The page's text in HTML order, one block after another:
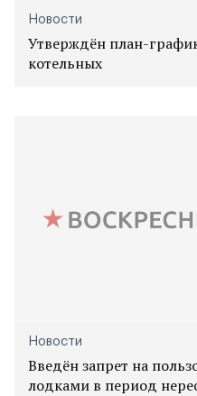
Новости
Утверждён план-
котельных
Новости
Введён запрет на
лодками в период